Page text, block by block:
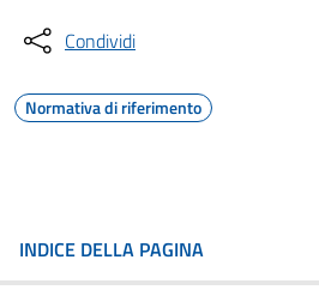
Condividi
Normativa di riferimento
INDICE DELLA PAGINA